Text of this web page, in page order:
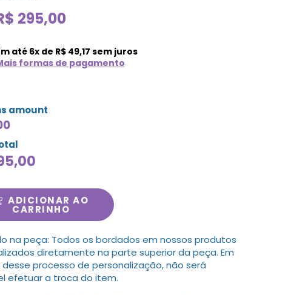
295,00
até 6x de R$49,17 sem juros
formas de pagamento
amount
ADICIONAR AO
CARRINHO
na peça: Todos os bordados em nossos produtos
diretamente na parte superior da peça. Em
processo de personalização, não será
efetuar a troca do item.